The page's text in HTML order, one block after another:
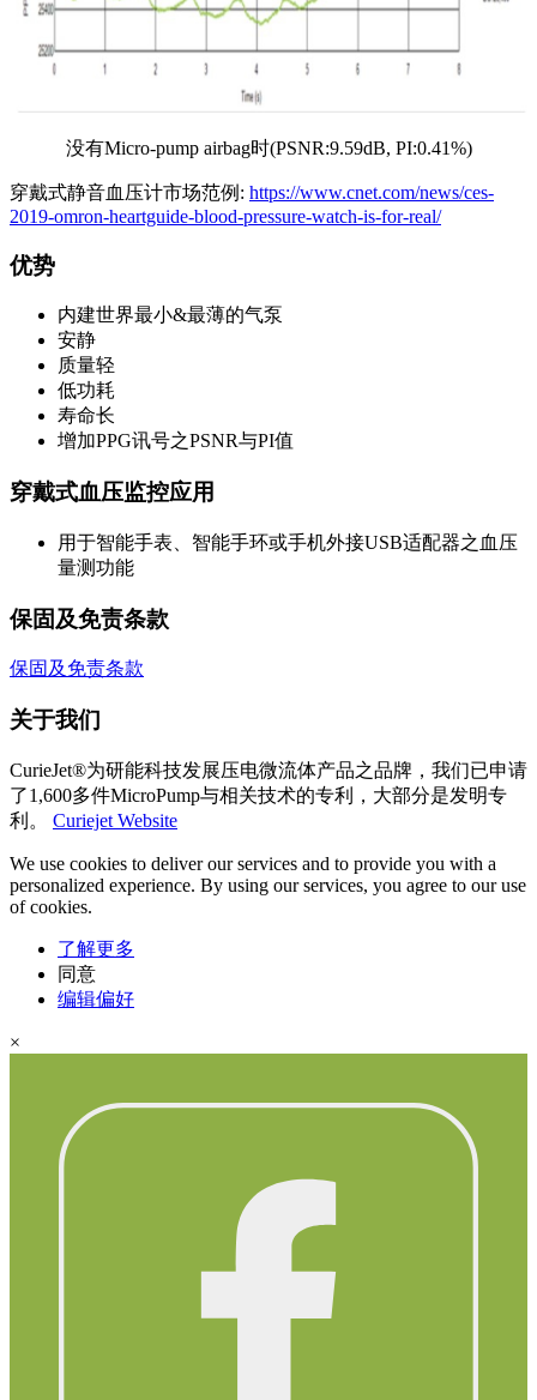
没有Micro-pump airbag时(PSNR:9.59dB, PI:0.41%)
穿戴式静音血压计市场范例: https://www.cnet.com/news/ces-
2019-omron-heartguide-blood-pressure-watch-is-for-real/
优势
内建世界最小&最薄的气泵
安静
质量轻
低功耗
寿命长
增加PPG讯号之PSNR与PI值
穿戴式血压监控应用
用于智能手表、智能手环或手机外接USB适配器之血压
量测功能
保固及免责条款
保固及免责条款
关于我们
CurieJet®为研能科技发展压电微流体产品之品牌，我们已申请
了1,600多件MicroPump与相关技术的专利，大部分是发明专
利。 Curiejet Website
We use cookies to deliver our services and to provide you with a
personalized experience. By using our services, you agree to our use
of cookies.
了解更多
同意
编辑偏好
×